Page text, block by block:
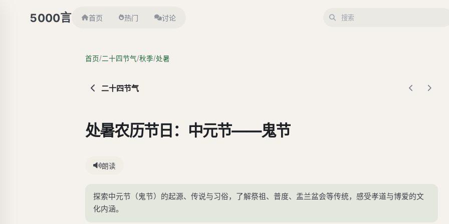
5000言 首页 热门 讨论
首页/二十四节气/秋季/处暑
二十四节气
处暑农历节日：中元节——鬼节
朗读
探索中元节（鬼节）的起源、传说与习俗，了解祭祖、普度、盂兰盆会等传统，感受孝道与博爱的文
化内涵。